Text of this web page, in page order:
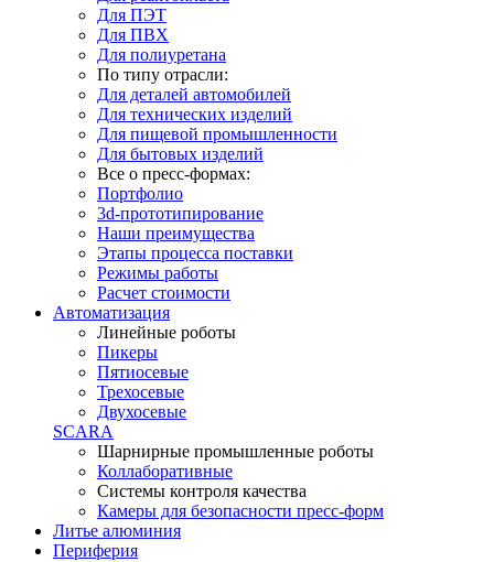
Для ПЭТ
Для ПВХ
Для полиуретана
По типу отрасли:
Для деталей автомобилей
Для технических изделий
Для пищевой промышленности
Для бытовых изделий
Все о пресс-формах:
Портфолио
3d-прототипирование
Наши преимущества
Этапы процесса поставки
Режимы работы
Расчет стоимости
Автоматизация
Линейные роботы
Пикеры
Пятиосевые
Трехосевые
Двухосевые
SCARA
Шарнирные промышленные роботы
Коллаборативные
Системы контроля качества
Камеры для безопасности пресс-форм
Литье алюминия
Периферия